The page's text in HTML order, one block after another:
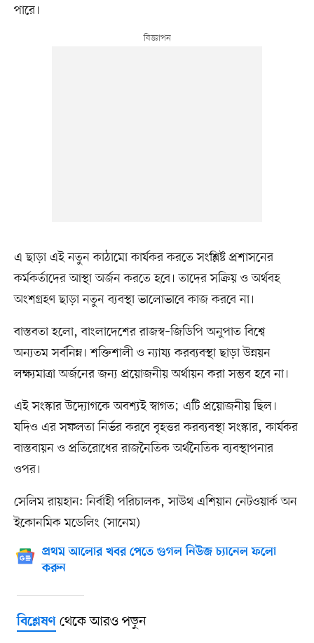
পারে।
এ ছাড়া এই নতুন কাঠামো কার্যকর করতে সংশ্লিষ্ট প্রশাসনের
কর্মকর্তাদের আস্থা অর্জন করতে হবে। তাদের সক্রিয় ও অর্থবহ
অংশগ্রহণ ছাড়া নতুন ব্যবস্থা ভালোভাবে কাজ করবে না।
বাস্তবতা হলো, বাংলাদেশের রাজস্ব–জিডিপি অনুপাত বিশ্বে
অন্যতম সর্বনিম্ন। শক্তিশালী ও ন্যায্য করব্যবস্থা ছাড়া উন্নয়ন
লক্ষ্যমাত্রা অর্জনের জন্য প্রয়োজনীয় অর্থায়ন করা সম্ভব হবে না।
এই সংস্কার উদ্যোগকে অবশ্যই স্বাগত; এটি প্রয়োজনীয় ছিল।
যদিও এর সফলতা নির্ভর করবে বৃহত্তর করব্যবস্থা সংস্কার, কার্যকর
বাস্তবায়ন ও প্রতিরোধের রাজনৈতিক অর্থনৈতিক ব্যবস্থাপনার
ওপর।
সেলিম রায়হান: নির্বাহী পরিচালক, সাউথ এশিয়ান নেটওয়ার্ক অন
ইকোনমিক মডেলিং (সানেম)
প্রথম আলোর খবর পেতে গুগল নিউজ চ্যানেল ফলো
করুন
বিশ্লেষণথেকে আরও পড়ুন